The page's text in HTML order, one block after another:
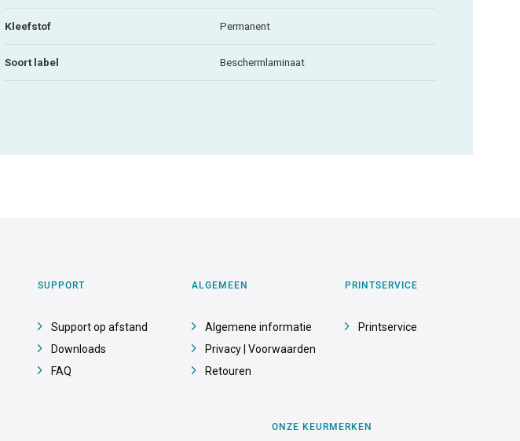
Kleefstof Permanent
Soort label Beschermlaminaat
SUPPORT
Support op afstand
Downloads
FAQ
ALGEMEEN
Algemene informatie
Privacy | Voorwaarden
Retouren
PRINTSERVICE
Printservice
ONZE KEURMERKEN